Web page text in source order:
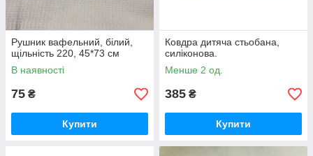
Рушник вафельний, білий,
щільність 220, 45*73 см
В наявності
75 ₴
Купити
Ковдра дитяча стьобана,
силіконова.
Менше 2 од.
385 ₴
Купити